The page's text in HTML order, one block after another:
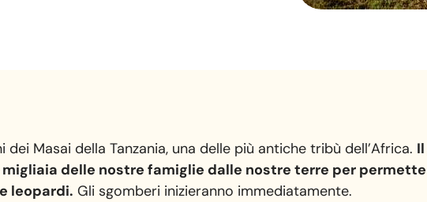
dei Masai della Tanzania, una delle più antiche tribù dell’Africa.
delle nostre famiglie dalle nostre terre per
leopardi. Gli sgomberi inizieranno immediatamente.